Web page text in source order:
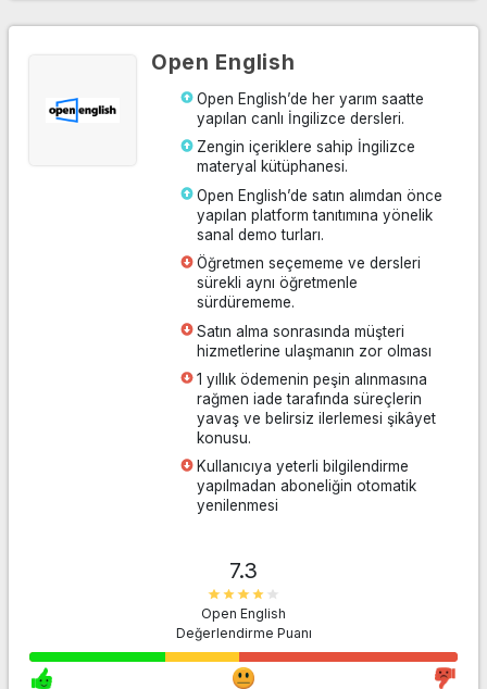
Siteye Git
Open English
Open English’de her yarım saatte
yapılan canlı İngilizce dersleri.
Zengin içeriklere sahip İngilizce
materyal kütüphanesi.
Open English’de satın alımdan önce
yapılan platform tanıtımına yönelik
sanal demo turları.
Öğretmen seçememe ve dersleri
sürekli aynı öğretmenle
sürdürememe.
Satın alma sonrasında müşteri
hizmetlerine ulaşmanın zor olması
1 yıllık ödemenin peşin alınmasına
rağmen iade tarafında süreçlerin
yavaş ve belirsiz ilerlemesi şikâyet
konusu.
Kullanıcıya yeterli bilgilendirme
yapılmadan aboneliğin otomatik
yenilenmesi
7.3
Open English
Değerlendirme Puanı